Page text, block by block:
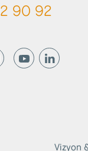
90 92
Vizyon